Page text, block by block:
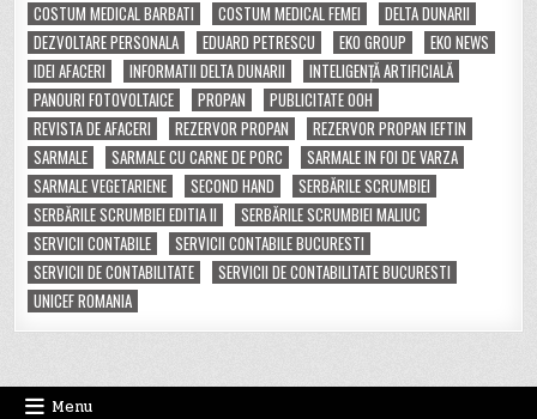
COSTUM MEDICAL BARBATI
COSTUM MEDICAL FEMEI
DELTA DUNARII
DEZVOLTARE PERSONALA
EDUARD PETRESCU EKO GROUP
EKO NEWS
IDEI AFACERI
INFORMATII DELTA DUNARII
INTELIGENȚĂ ARTIFICIALĂ
PANOURI FOTOVOLTAICE
PROPAN
PUBLICITATE OOH
REVISTA DE AFACERI
REZERVOR PROPAN
REZERVOR PROPAN IEFTIN
SARMALE
SARMALE CU CARNE DE PORC
SARMALE IN FOI DE VARZA
SARMALE VEGETARIENE
SECOND HAND
SERBĂRILE SCRUMBIEI
SERBĂRILE SCRUMBIEI EDITIA II
SERBĂRILE SCRUMBIEI MALIUC
SERVICII CONTABILE
SERVICII CONTABILE BUCURESTI
SERVICII DE CONTABILITATE
SERVICII DE CONTABILITATE BUCURESTI
UNICEF ROMANIA
Menu